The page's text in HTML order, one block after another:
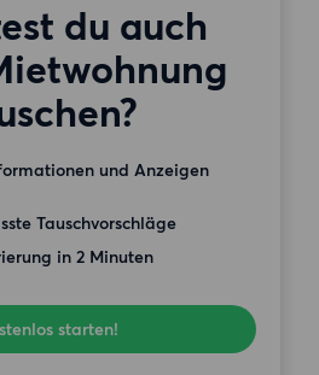
du auch
und Anzeigen
Tauschvorschläge
in 2 Minuten
starten!